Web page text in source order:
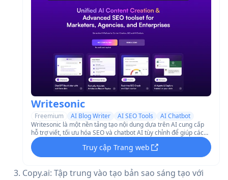
Writesonic
Freemium AI Blog Writer AI SEO Tools
AI Chatbot
Writesonic là một nền tảng tạo nội dung dựa trên AI cung cấp
hỗ trợ viết, tối ưu hóa SEO và chatbot AI tùy chỉnh để giúp các
nhà tiếp thị, cơ quan và doanh nghiệp sản xuất nội dung chất
lượng cao một cách hiệu quả.Truy cập Trang web
Copy.ai: Tập trung vào tạo bản sao sáng tạo với